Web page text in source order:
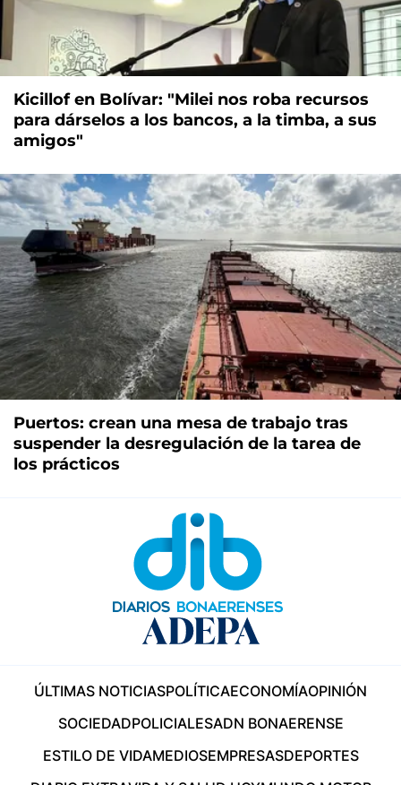
Kicillof en Bolívar: "Milei nos roba recursos
para dárselos a los bancos, a la timba, a sus
amigos"
Puertos: crean una mesa de trabajo tras
suspender la desregulación de la tarea de
los prácticos
ÚLTIMAS NOTICIASPOLÍTICAECONOMÍAOPINIÓN
SOCIEDADPOLICIALESADN BONAERENSE
ESTILO DE VIDAMEDIOSEMPRESASDEPORTES